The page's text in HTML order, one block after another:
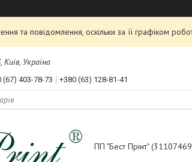
та повідомлення, оскільки за її графіком
Україна
(67) 403-78-73 +380 (63) 128-81-41
ПП "Бест Прінт"